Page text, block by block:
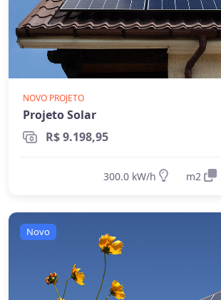
maior
Requerem dimensionamento
para garantir energia
em períodos de menor geração
Qual escolher?
Para a maioria dos consumidores,
econômico e eficiente. O sistema
energia durante apagões.
on-grid e Fio B (2026)
híbridae off-grid
NOVO PROJETO
Projeto Solar
R$ 9.198,95
300.0 kW/h m2
Novo